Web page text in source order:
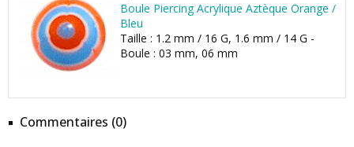
Boule Piercing Acrylique Aztèque Orange /
Bleu
Taille : 1.2 mm / 16 G, 1.6 mm / 14 G -
Boule : 03 mm, 06 mm
Commentaires (0)